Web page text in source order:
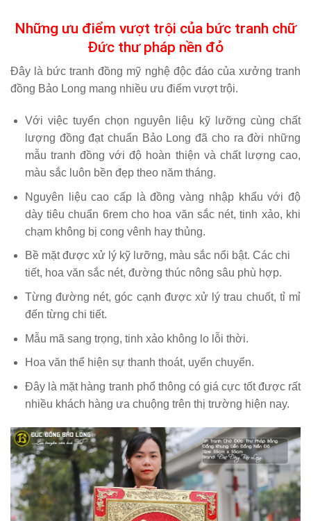
Những ưu điểm vượt trội của bức tranh chữ
Đức thư pháp nền đỏ
Đây là bức tranh đồng mỹ nghệ độc đáo của xưởng tranh
đồng Bảo Long mang nhiều ưu điểm vượt trội.
Với việc tuyển chọn nguyên liệu kỹ lưỡng cùng chất
lượng đồng đạt chuẩn Bảo Long đã cho ra đời những
mẫu tranh đồng với độ hoàn thiện và chất lượng cao,
màu sắc luôn bền đẹp theo năm tháng.
Nguyên liệu cao cấp là đồng vàng nhập khẩu với độ
dày tiêu chuẩn 6rem cho hoa văn sắc nét, tinh xảo, khi
chạm không bị cong vênh hay thủng.
Bề mặt được xử lý kỹ lưỡng, màu sắc nổi bật. Các chi
tiết, hoa văn sắc nét, đường thúc nông sâu phù hợp.
Từng đường nét, góc cạnh được xử lý trau chuốt, tỉ mỉ
đến từng chi tiết.
Mẫu mã sang trọng, tinh xảo không lo lỗi thời.
Hoa văn thể hiện sự thanh thoát, uyển chuyển.
Đây là mặt hàng tranh phổ thông có giá cực tốt được rất
nhiều khách hàng ưa chuộng trên thị trường hiện nay.